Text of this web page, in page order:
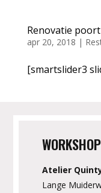
Renovatie
apr 20, 2018 |
[smartslider3
Atelier
Lange